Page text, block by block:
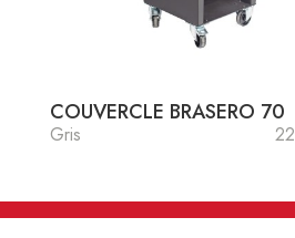
COUVERCLE BRASERO 70
Gris